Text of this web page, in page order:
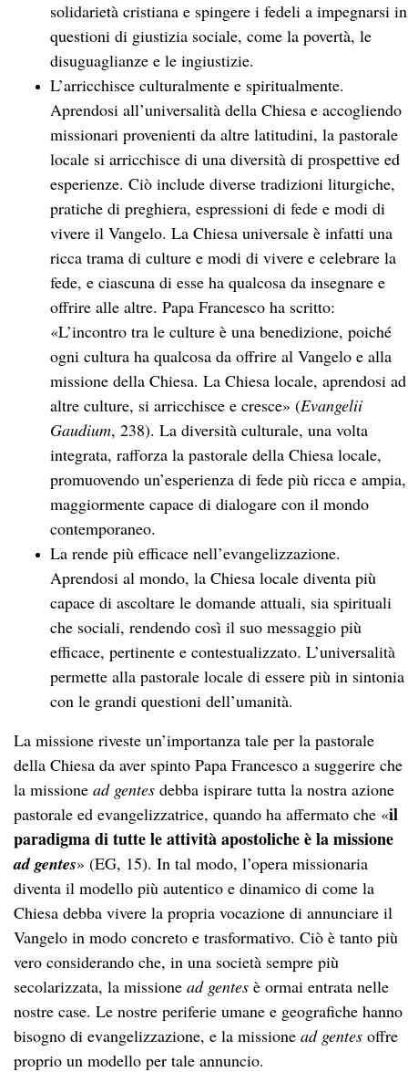
solidarietà cristiana e spingere i fedeli a impegnarsi in
questioni di giustizia sociale, come la povertà, le
disuguaglianze e le ingiustizie.
L’arricchisce culturalmente e spiritualmente.
Aprendosi all’universalità della Chiesa e accogliendo
missionari provenienti da altre latitudini, la pastorale
locale si arricchisce di una diversità di prospettive ed
esperienze. Ciò include diverse tradizioni liturgiche,
pratiche di preghiera, espressioni di fede e modi di
vivere il Vangelo. La Chiesa universale è infatti una
ricca trama di culture e modi di vivere e celebrare la
fede, e ciascuna di esse ha qualcosa da insegnare e
offrire alle altre. Papa Francesco ha scritto:
«L’incontro tra le culture è una benedizione, poiché
ogni cultura ha qualcosa da offrire al Vangelo e alla
missione della Chiesa. La Chiesa locale, aprendosi ad
altre culture, si arricchisce e cresce» (Evangelii
Gaudium, 238). La diversità culturale, una volta
integrata, rafforza la pastorale della Chiesa locale,
promuovendo un’esperienza di fede più ricca e ampia,
maggiormente capace di dialogare con il mondo
contemporaneo.
La rende più efficace nell’evangelizzazione.
Aprendosi al mondo, la Chiesa locale diventa più
capace di ascoltare le domande attuali, sia spirituali
che sociali, rendendo così il suo messaggio più
efficace, pertinente e contestualizzato. L’universalità
permette alla pastorale locale di essere più in sintonia
con le grandi questioni dell’umanità.
La missione riveste un’importanza tale per la pastorale
della Chiesa da aver spinto Papa Francesco a suggerire che
la missione ad gentes debba ispirare tutta la nostra azione
pastorale ed evangelizzatrice, quando ha affermato che «il
paradigma di tutte le attività apostoliche è la missione
ad gentes» (EG, 15). In tal modo, l’opera missionaria
diventa il modello più autentico e dinamico di come la
Chiesa debba vivere la propria vocazione di annunciare il
Vangelo in modo concreto e trasformativo. Ciò è tanto più
vero considerando che, in una società sempre più
secolarizzata, la missione ad gentes è ormai entrata nelle
nostre case. Le nostre periferie umane e geografiche hanno
bisogno di evangelizzazione, e la missione ad gentes offre
proprio un modello per tale annuncio.